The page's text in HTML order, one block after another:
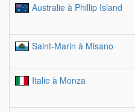
Australie à Phillip Island
Saint-Marin à Misano
Italie à Monza